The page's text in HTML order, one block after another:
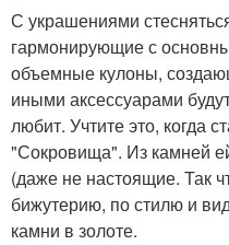
С украшениями
гармонирующие с
объемные кулоны,
иными аксессуарами
любит. Учтите это, когда
"Сокровища". Из камней
(даже не настоящие. Так
бижутерию, по стилю и
камни в золоте.